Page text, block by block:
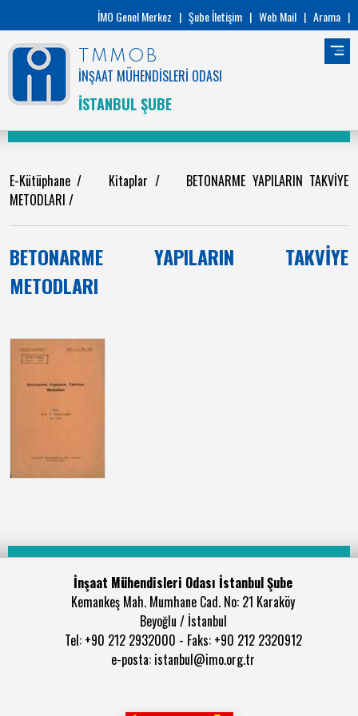
İMO Genel Merkez | Şube İletişim | Web Mail | Arama |
TMMOB
İNŞAAT MÜHENDİSLERİ ODASI
İSTANBUL ŞUBE
E-Kütüphane/ Kitaplar / BETONARME YAPILARIN TAKVİYE
METODLARI /
BETONARME YAPILARIN TAKVİYE
METODLARI
İnşaat Mühendisleri Odası İstanbul Şube
Kemankeş Mah. Mumhane Cad. No: 21 Karaköy
Beyoğlu / İstanbul
Tel: +90 212 2932000 - Faks: +90 212 2320912
e-posta: istanbul@imo.org.tr